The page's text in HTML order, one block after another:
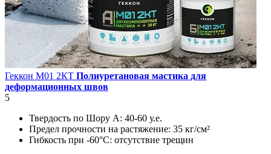
Геккон М01 2КT Полиуретановая мастика для
деформационных швов
5
Твердость по Шору А: 40-60 у.е.
Предел прочности на растяжение: 35 кг/см²
Гибкость при -60°С: отсутствие трещин